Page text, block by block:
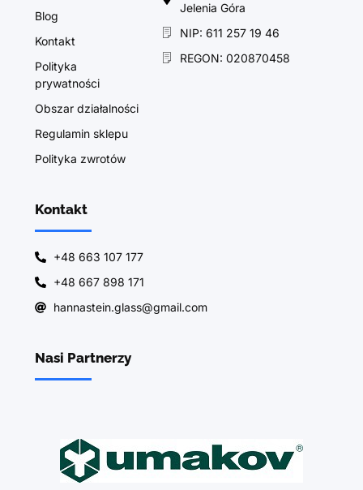
Blog
Kontakt
Polityka
prywatności
Obszar działalności
Regulamin sklepu
Polityka zwrotów
Jelenia Góra
NIP: 611 257 19 46
REGON: 020870458
Kontakt
+48 663 107 177
+48 667 898 171
hannastein.glass@gmail.com
Nasi Partnerzy